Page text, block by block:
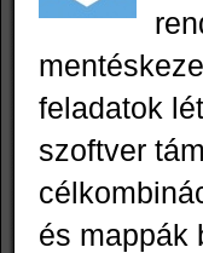
feladatok
szoftver
és mappák